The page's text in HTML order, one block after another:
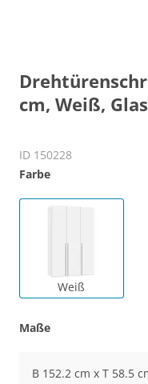
cm, Weiß,
ID 150228
Farbe
Weiß
Maße
B 152.2 cm x T 58.5